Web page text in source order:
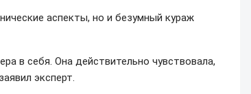
аспекты, но и безумный кураж
в себя. Она действительно чувствовала,
эксперт.